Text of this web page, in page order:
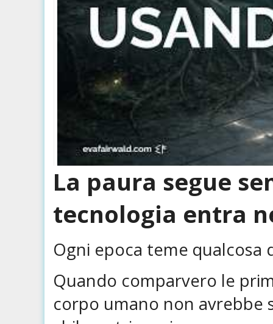
La paura segue
tecnologia entra
Ogni epoca teme qualcosa
Quando comparvero le
corpo umano non